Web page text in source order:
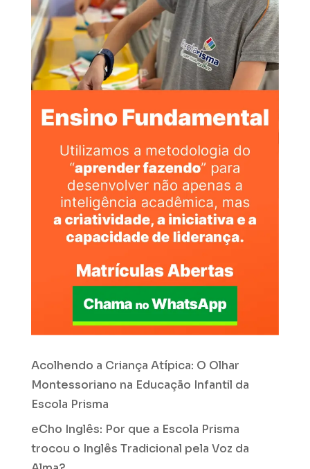
Acolhendo a Criança Atípica: O Olhar
Montessoriano na Educação Infantil da
Escola Prisma
eCho Inglês: Por que a Escola Prisma
trocou o Inglês Tradicional pela Voz da